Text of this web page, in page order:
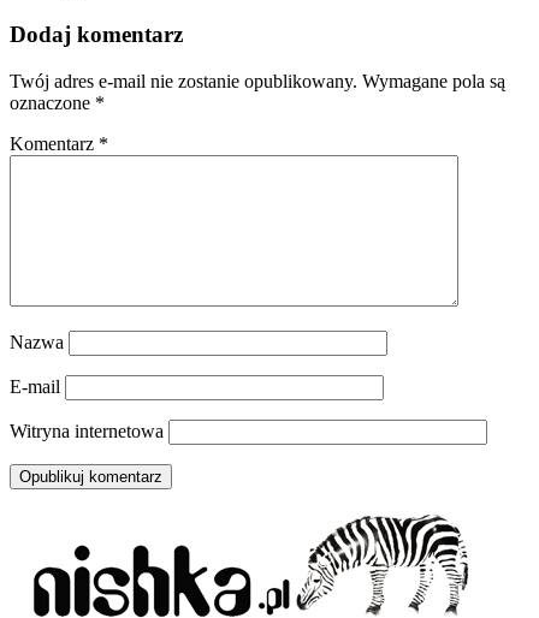
Dodaj komentarz
Twój adres e-mail nie zostanie opublikowany. Wymagane pola są
oznaczone *
Komentarz *
Nazwa
E-mail
Witryna internetowa